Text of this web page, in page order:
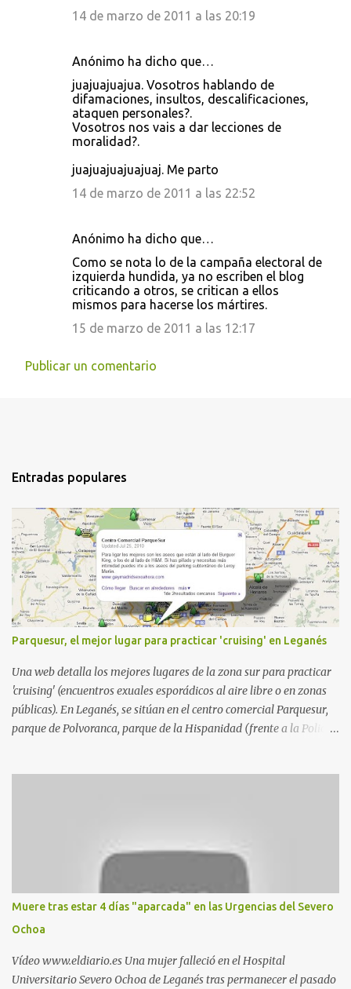
14 de marzo de 2011 a las 20:19
Anónimo ha dicho que…
juajuajuajua. Vosotros hablando de
difamaciones, insultos, descalificaciones,
ataquen personales?.
Vosotros nos vais a dar lecciones de
moralidad?.
juajuajuajuajuaj. Me parto
14 de marzo de 2011 a las 22:52
Anónimo ha dicho que…
Como se nota lo de la campaña electoral de
izquierda hundida, ya no escriben el blog
criticando a otros, se critican a ellos
mismos para hacerse los mártires.
15 de marzo de 2011 a las 12:17
Publicar un comentario
Entradas populares
Parquesur, el mejor lugar para practicar 'cruising' en Leganés
Una web detalla los mejores lugares de la zona sur para practicar
'cruising' (encuentros exuales esporádicos al aire libre o en zonas
públicas). En Leganés, se sitúan en el centro comercial Parquesur,
parque de Polvoranca, parque de la Hispanidad (frente a la Policía
estadio municipal de Butarque) y caminos entre el estadio y Plaza
Nueva. Otro lugar: Escombrera de Polvoranca, entre Leganés y
Móstoles También en el parque de la Hispanidad, situado frente a
la Policía Local de Leganés de la calle Chile, 1, y junto al
cementerio de Butarque". Más información
Muere tras estar 4 días "aparcada" en las Urgencias del Severo
Ochoa
Vídeo www.eldiario.es Una mujer falleció en el Hospital
Universitario Severo Ochoa de Leganés tras permanecer el pasado